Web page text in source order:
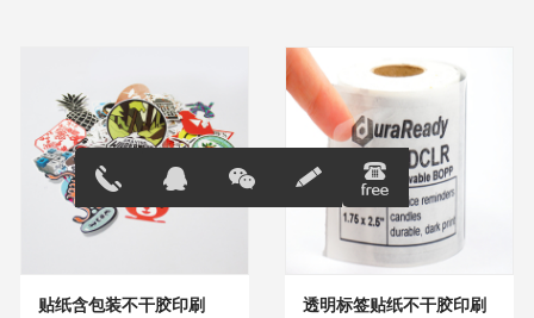
贴纸含包装不干胶印刷 透明标签贴纸不干胶印刷
13691823
896